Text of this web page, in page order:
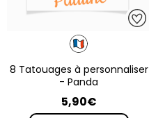
8 Tatouages à personnaliser
- Panda
5,90€